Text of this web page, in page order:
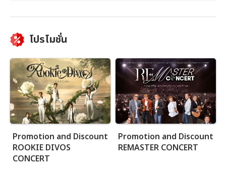
โปรโมชั่น
Promotion and Discount
ROOKIE DIVOS
CONCERT
Promotion and Discount
REMASTER CONCERT